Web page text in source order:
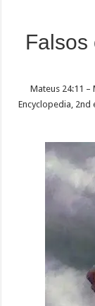
Falsos
Mateus 24:11 –
Encyclopedia, 2nd